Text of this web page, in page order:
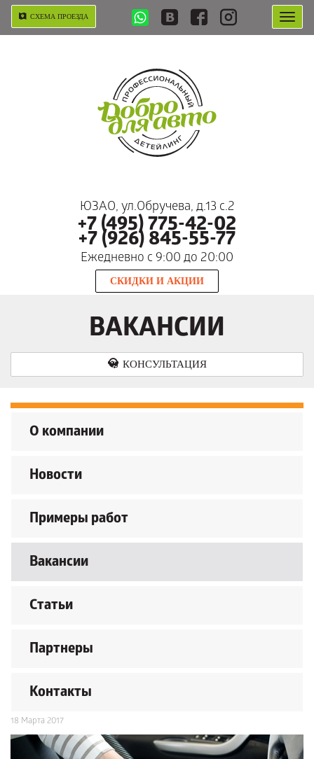
СХЕМА ПРОЕЗДА
ЮЗАО, ул.Обручева, д.13 с.2
+7 (495) 775-42-02
+7 (926) 845-55-77
Ежедневно c 9:00 до 20:00
СКИДКИ И АКЦИИ
ВАКАНСИИ
КОНСУЛЬТАЦИЯ
О компании
Новости
Примеры работ
Вакансии
Статьи
Партнеры
Контакты
18 Марта 2017